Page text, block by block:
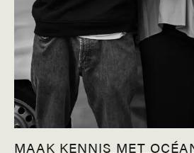
MAAK KENNIS MET